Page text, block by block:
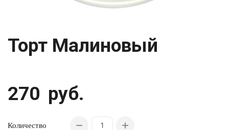
Торт Малиновый
270 руб.
Количество